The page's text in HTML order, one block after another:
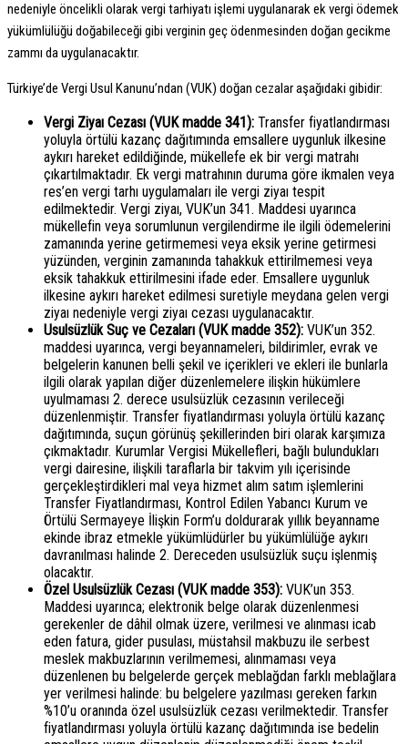
nedeniyle öncelikli olarak vergi tarhiyatı işlemi uygulanarak ek vergi ödemek
yükümlülüğü doğabileceği gibi verginin geç ödenmesinden doğan gecikme
zammı da uygulanacaktır.
Türkiye’de Vergi Usul Kanunu’ndan (VUK) doğan cezalar aşağıdaki gibidir:
Vergi Ziyaı Cezası (VUK madde 341): Transfer fiyatlandırması
yoluyla örtülü kazanç dağıtımında emsallere uygunluk ilkesine
aykırı hareket edildiğinde, mükellefe ek bir vergi matrahı
çıkartılmaktadır. Ek vergi matrahının duruma göre ikmalen veya
res’en vergi tarhı uygulamaları ile vergi ziyaı tespit
edilmektedir. Vergi ziyaı, VUK’un 341. Maddesi uyarınca
mükellefin veya sorumlunun vergilendirme ile ilgili ödemelerini
zamanında yerine getirmemesi veya eksik yerine getirmesi
yüzünden, verginin zamanında tahakkuk ettirilmemesi veya
eksik tahakkuk ettirilmesini ifade eder. Emsallere uygunluk
ilkesine aykırı hareket edilmesi suretiyle meydana gelen vergi
ziyaı nedeniyle vergi ziyaı cezası uygulanacaktır.
Usulsüzlük Suç ve Cezaları (VUK madde 352): VUK’un 352.
maddesi uyarınca, vergi beyannameleri, bildirimler, evrak ve
belgelerin kanunen belli şekil ve içerikleri ve ekleri ile bunlarla
ilgili olarak yapılan diğer düzenlemelere ilişkin hükümlere
uyulmaması 2. derece usulsüzlük cezasının verileceği
düzenlenmiştir. Transfer fiyatlandırması yoluyla örtülü kazanç
dağıtımında, suçun görünüş şekillerinden biri olarak karşımıza
çıkmaktadır. Kurumlar Vergisi Mükellefleri, bağlı bulundukları
vergi dairesine, ilişkili taraflarla bir takvim yılı içerisinde
gerçekleştirdikleri mal veya hizmet alım satım işlemlerini
Transfer Fiyatlandırması, Kontrol Edilen Yabancı Kurum ve
Örtülü Sermayeye İlişkin Form’u doldurarak yıllık beyanname
ekinde ibraz etmekle yükümlüdürler bu yükümlülüğe aykırı
davranılması halinde 2. Dereceden usulsüzlük suçu işlenmiş
olacaktır.
Özel Usulsüzlük Cezası (VUK madde 353): VUK’un 353.
Maddesi uyarınca; elektronik belge olarak düzenlenmesi
gerekenler de dâhil olmak üzere, verilmesi ve alınması icab
eden fatura, gider pusulası, müstahsil makbuzu ile serbest
meslek makbuzlarının verilmemesi, alınmaması veya
düzenlenen bu belgelerde gerçek meblağdan farklı meblağlara
yer verilmesi halinde: bu belgelere yazılması gereken farkın
%10’u oranında özel usulsüzlük cezası verilmektedir. Transfer
fiyatlandırması yoluyla örtülü kazanç dağıtımında ise bedelin